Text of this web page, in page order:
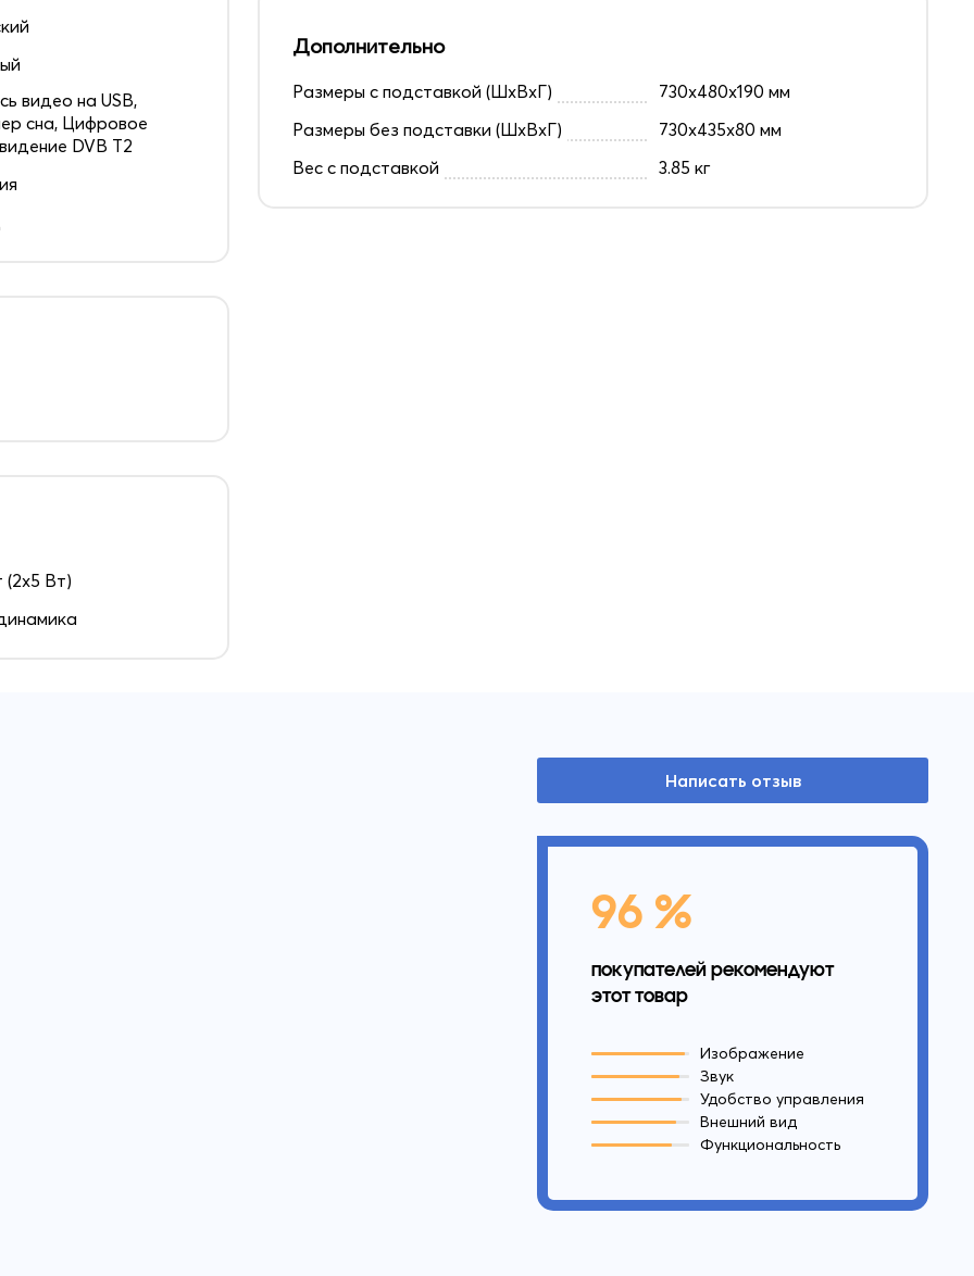
видео на USB,
сна, Цифровое
DVB T2
(2x5 Вт)
Дополнительно
Размеры с подставкой (ШxВxГ)
730x480x190 мм
Размеры без подставки (ШxВxГ)
730x435x80 мм
Вес с подставкой
3.85 кг
Написать отзыв
96 %
покупателей рекомендуют
этот товар
Изображение
Звук
Удобство управления
Внешний вид
Функциональность